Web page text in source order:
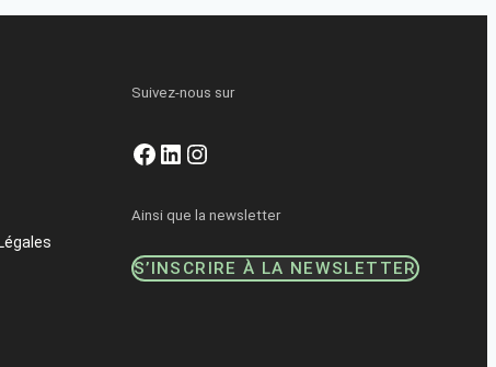
Suivez-nous sur
Facebook
LinkedIn
Instagram
Ainsi que la newsletter
S’INSCRIRE À LA NEWSLETTER